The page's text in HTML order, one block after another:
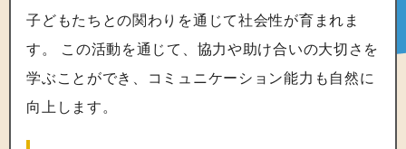
子どもたちとの関わりを通じて社会性が育まれま
す。 この活動を通じて、協力や助け合いの大切さを
学ぶことができ、コミュニケーション能力も自然に
向上します。